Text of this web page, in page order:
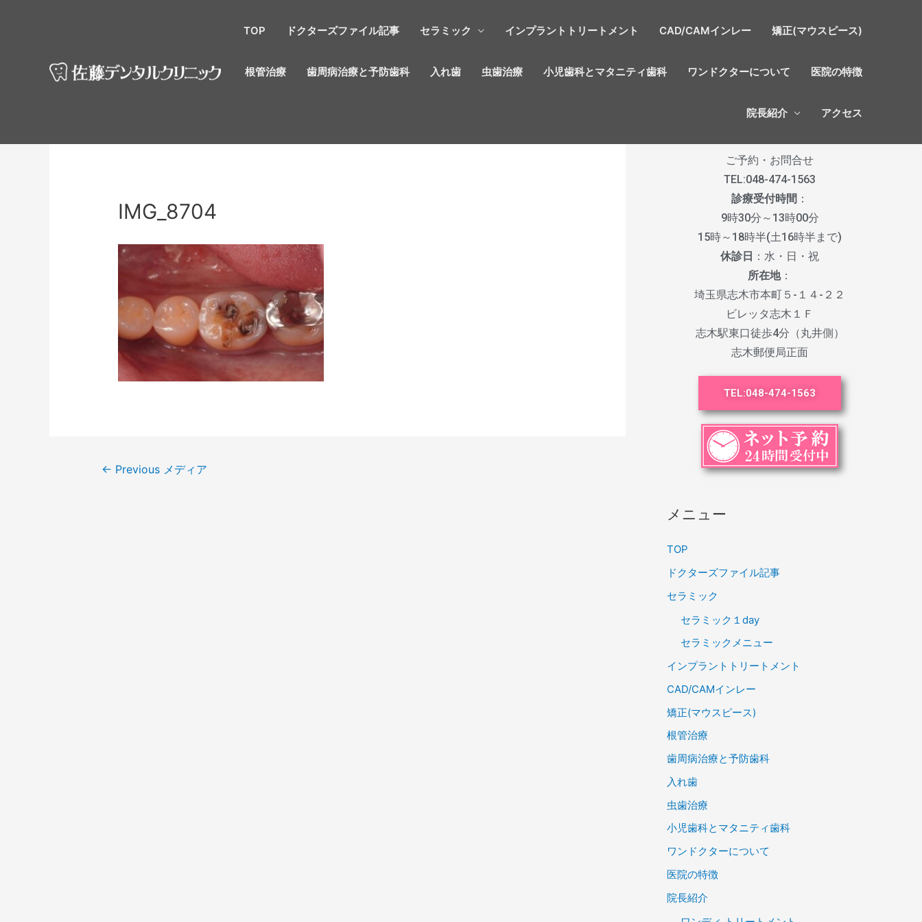
TOP ドクターズファイル記事 セラミック インプラントトリートメント CAD/CAMインレー 矯正(マウスピース)
根管治療 歯周病治療と予防歯科 入れ歯 虫歯治療 小児歯科とマタニティ歯科 ワンドクターについて 医院の特徴
院長紹介 アクセス
IMG_8704
← Previous メディア
ご予約・お問合せ
TEL:048-474-1563
診療受付時間 ：
9時30分～13時00分
15時～18時半(土16時半まで)
休診日 ：水・日・祝
所在地：
埼玉県志木市本町５-１４-２２
ビレッタ志木１Ｆ
志木駅東口徒歩4分（丸井側）
志木郵便局正面
TEL:048-474-1563
メニュー
TOP
ドクターズファイル記事
セラミック
セラミック１day
セラミックメニュー
インプラントトリートメント
CAD/CAMインレー
矯正(マウスピース)
根管治療
歯周病治療と予防歯科
入れ歯
虫歯治療
小児歯科とマタニティ歯科
ワンドクターについて
医院の特徴
院長紹介